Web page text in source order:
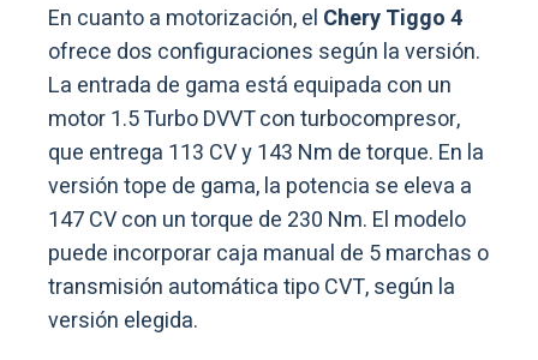
En cuanto a motorización, el Chery Tiggo 4
ofrece dos configuraciones según la versión.
La entrada de gama está equipada con un
motor 1.5 Turbo DVVT con turbocompresor,
que entrega 113 CV y 143 Nm de torque. En la
versión tope de gama, la potencia se eleva a
147 CV con un torque de 230 Nm. El modelo
puede incorporar caja manual de 5 marchas o
transmisión automática tipo CVT, según la
versión elegida.